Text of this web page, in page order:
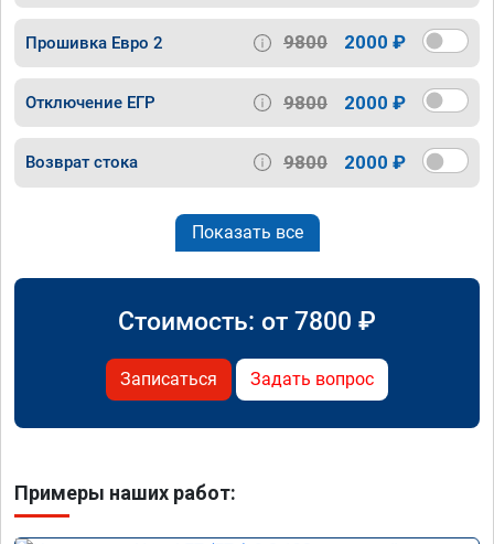
Прошивка Евро 2 9800 2000 ₽
Отключение ЕГР 9800 2000 ₽
Возврат стока 9800 2000 ₽
Показать все
Стоимость: от 7800 ₽
Записаться Задать вопрос
Примеры наших работ: